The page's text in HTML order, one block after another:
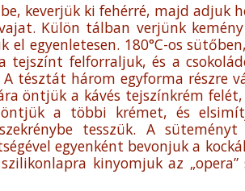
keverjük ki fehérré, majd adjuk
Külön tálban verjünk
egyenletesen. 180°C-os
felforraljuk, és a
tésztát három egyforma részre
öntjük a kávés tejszínkrém
a többi krémet, és
tesszük. A
egyenként bevonjuk a
kinyomjuk az